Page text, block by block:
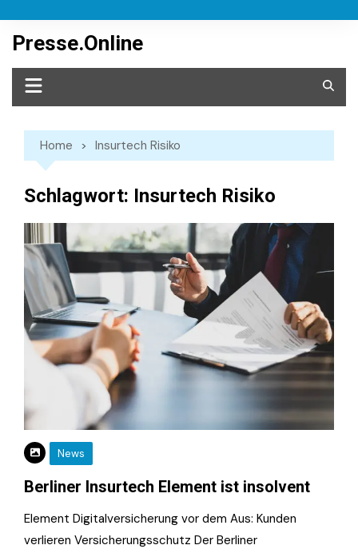
content
Presse.Online
Home Insurtech Risiko
Schlagwort: Insurtech Risiko
News
Berliner Insurtech Element ist insolvent
Element Digitalversicherung vor dem Aus: Kunden
verlieren Versicherungsschutz Der Berliner